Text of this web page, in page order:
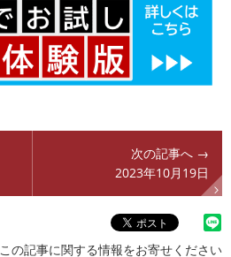
次の記事へ →
2023年10月19日
この記事に関する情報をお寄せください